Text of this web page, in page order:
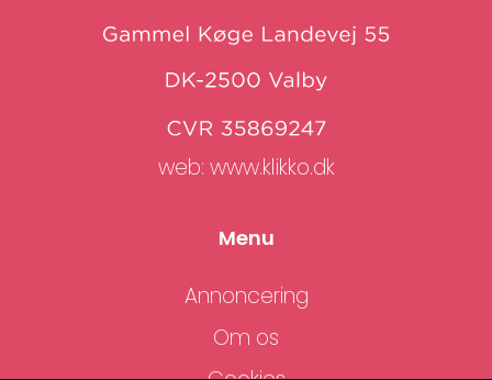
web: www.klikko.dk
Menu
Annoncering
Om os